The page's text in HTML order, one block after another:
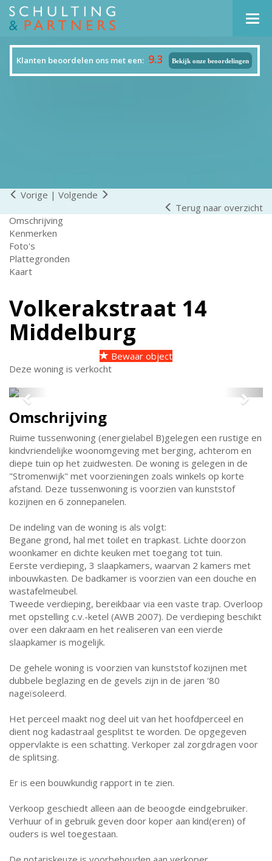
Klanten beoordelen ons met een: 9.3 Bekijk onze beoordelingen
Vorige | Volgende
Terug naar overzicht
Omschrijving
Kenmerken
Foto's
Plattegronden
Kaart
Volkerakstraat 14
Middelburg
Bewaar object
Deze woning is verkocht
Previous Next
Omschrijving
Ruime tussenwoning (energielabel B)gelegen een rustige en
kindvriendelijke woonomgeving met berging, achterom en
diepe tuin op het zuidwesten. De woning is gelegen in de
"Stromenwijk" met voorzieningen zoals winkels op korte
afstand. Deze tussenwoning is voorzien van kunststof
kozijnen en 6 zonnepanelen.
De indeling van de woning is als volgt:
Begane grond, hal met toilet en trapkast. Lichte doorzon
woonkamer en dichte keuken met toegang tot tuin.
Eerste verdieping, 3 slaapkamers, waarvan 2 kamers met
inbouwkasten. De badkamer is voorzien van een douche en
wastafelmeubel.
Tweede verdieping, bereikbaar via een vaste trap. Overloop
met opstelling c.v.-ketel (AWB 2007). De verdieping beschikt
over een dakraam en het realiseren van een vierde
slaapkamer is mogelijk.
De gehele woning is voorzien van kunststof kozijnen met
dubbele beglazing en de gevels zijn in de jaren '80
nageïsoleerd.
Het perceel maakt nog deel uit van het hoofdperceel en
dient nog kadastraal gesplitst te worden. De opgegeven
oppervlakte is een schatting. Verkoper zal zorgdragen voor
de splitsing.
Er is een bouwkundig rapport in te zien.
Verkoop geschiedt alleen aan de beoogde eindgebruiker.
Verhuur of in gebruik geven door koper aan kind(eren) of
ouders is wel toegestaan.